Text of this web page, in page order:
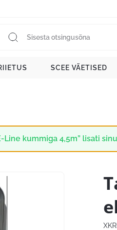
SCEE VÄETISED
Line kummiga 4,5m” lisati